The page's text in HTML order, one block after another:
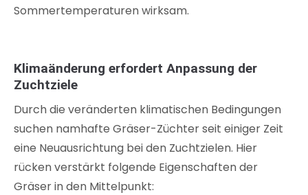
Sommertemperaturen wirksam.
Klimaänderung erfordert Anpassung der
Zuchtziele
Durch die veränderten klimatischen Bedingungen
suchen namhafte Gräser-Züchter seit einiger Zeit
eine Neuausrichtung bei den Zuchtzielen. Hier
rücken verstärkt folgende Eigenschaften der
Gräser in den Mittelpunkt: